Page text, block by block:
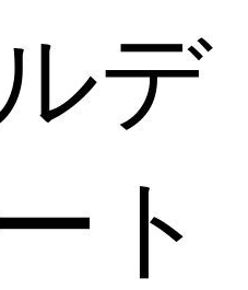
デ
ト